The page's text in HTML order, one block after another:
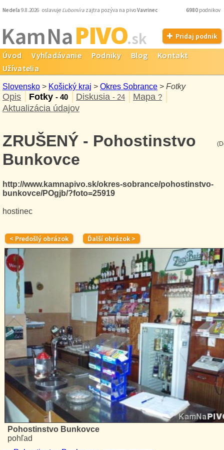
Nedeľa 9.8.2026 oslavuje Ľubomíra zajtra pozýva na pivoVavrinec 6980 podnikov
Kam NaPIVO.sk Pridaj podnik
Úvod Vyhľadávanie Podniky Blog
Kontakt
Užívatelia
Slovensko > Košický kraj > Okres Sobrance > Fotky
Opis Fotky - 40 Diskusia - 24 Mapa ?
Aktualizácia údajov
ZRUŠENÝ - Pohostinstvo
Bunkovce
http://www.kamnapivo.sk/okres-sobrance/pohostinstvo-
bunkovce/POgjb/?foto=25919
hostinec
Pohostinstvo Bunkovce
pohľad